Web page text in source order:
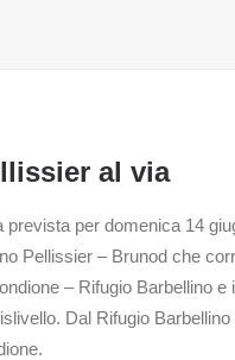
al via
per domenica 14
Pellissier – Brunod che
– Rifugio Barbellino
Dal Rifugio